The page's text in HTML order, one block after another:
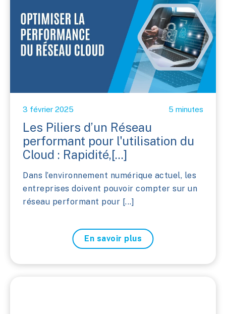
3 février 2025 5 minutes
Les Piliers d’un Réseau
performant pour l'utilisation du
Cloud : Rapidité,[...]
Dans l’environnement numérique actuel, les
entreprises doivent pouvoir compter sur un
réseau performant pour [...]
En savoir plus